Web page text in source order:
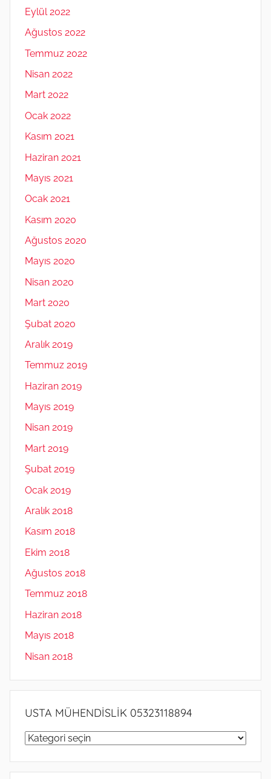
Eylül 2022
Ağustos 2022
Temmuz 2022
Nisan 2022
Mart 2022
Ocak 2022
Kasım 2021
Haziran 2021
Mayıs 2021
Ocak 2021
Kasım 2020
Ağustos 2020
Mayıs 2020
Nisan 2020
Mart 2020
Şubat 2020
Aralık 2019
Temmuz 2019
Haziran 2019
Mayıs 2019
Nisan 2019
Mart 2019
Şubat 2019
Ocak 2019
Aralık 2018
Kasım 2018
Ekim 2018
Ağustos 2018
Temmuz 2018
Haziran 2018
Mayıs 2018
Nisan 2018
USTA MÜHENDİSLİK 05323118894
USTA
05323118894